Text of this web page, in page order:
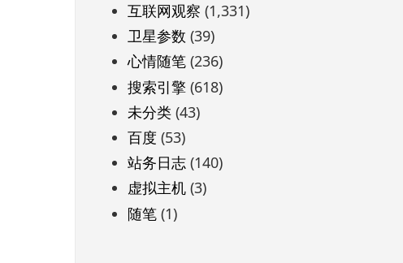
互联网观察 (1,331)
卫星参数 (39)
心情随笔(236)
搜索引擎 (618)
未分类(43)
百度 (53)
站务日志(140)
虚拟主机(3)
随笔(1)